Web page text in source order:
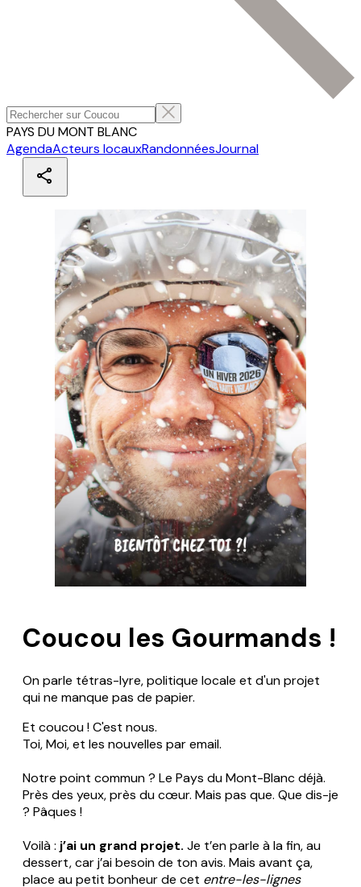
PAYS DU MONT BLANC
AgendaActeurs locauxRandonnéesJournal
Coucou les Gourmands !
On parle tétras-lyre, politique locale et d'un projet
qui ne manque pas de papier.
Et coucou ! C'est nous.
Toi, Moi, et les nouvelles par email.
Notre point commun ? Le Pays du Mont-Blanc déjà.
Près des yeux, près du cœur. Mais pas que. Que dis-je
? Pâques !
Voilà : j’ai un grand projet. Je t’en parle à la fin, au
dessert, car j’ai besoin de ton avis. Mais avant ça,
place au petit bonheur de cet entre-les-lignes